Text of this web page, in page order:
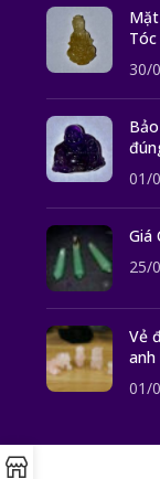
30/
01/
Giá
25/
Vẻ
anh
01/